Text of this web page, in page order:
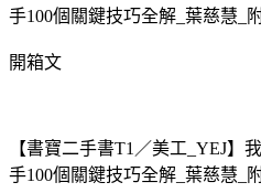
手100個關鍵技巧全解_葉慈慧_
開箱文
【書寶二手書T1／美工_YEJ】
手100個關鍵技巧全解_葉慈慧_